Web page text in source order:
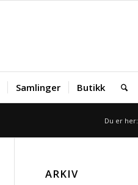
Samlinger Butikk
Du er her:
ARKIV